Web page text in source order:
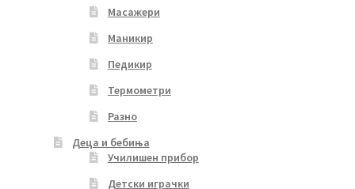
Масажери
Маникир
Педикир
Термометри
Разно
Деца и бебиња
Училишен прибор
Детски играчки